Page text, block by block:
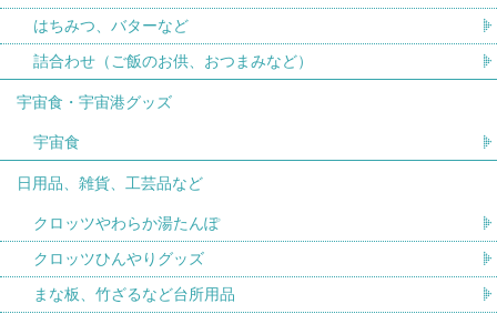
はちみつ、バターなど
詰合わせ（ご飯のお供、おつまみなど）
宇宙食・宇宙港グッズ
宇宙食
日用品、雑貨、工芸品など
クロッツやわらか湯たんぽ
クロッツひんやりグッズ
まな板、竹ざるなど台所用品